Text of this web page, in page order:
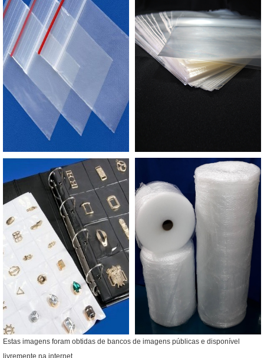
Estas imagens foram obtidas de bancos de imagens públicas e disponível
livremente na internet